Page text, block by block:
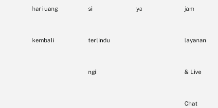
hari uang
kembali
si
terlindu
ngi
ya jam
layanan
& Live
Chat